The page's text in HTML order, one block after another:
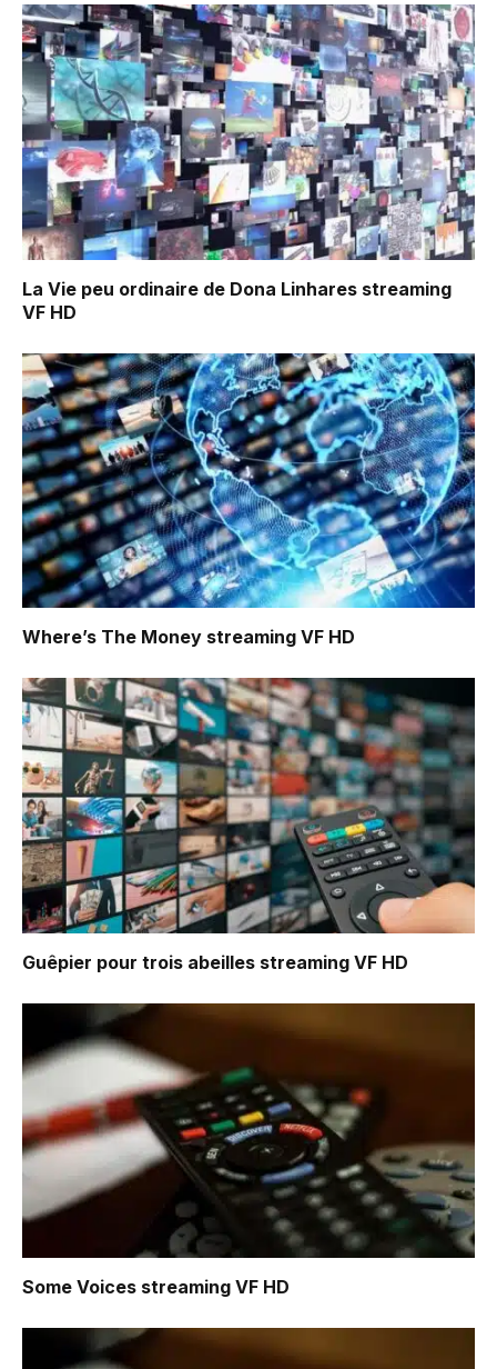
La Vie peu ordinaire de Dona Linhares streaming
VF HD
Where’s The Money streaming VF HD
Guêpier pour trois abeilles streaming VF HD
Some Voices streaming VF HD